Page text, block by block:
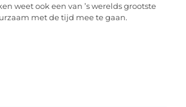
weet ook een van ’s werelds grootste
met de tijd mee te gaan.